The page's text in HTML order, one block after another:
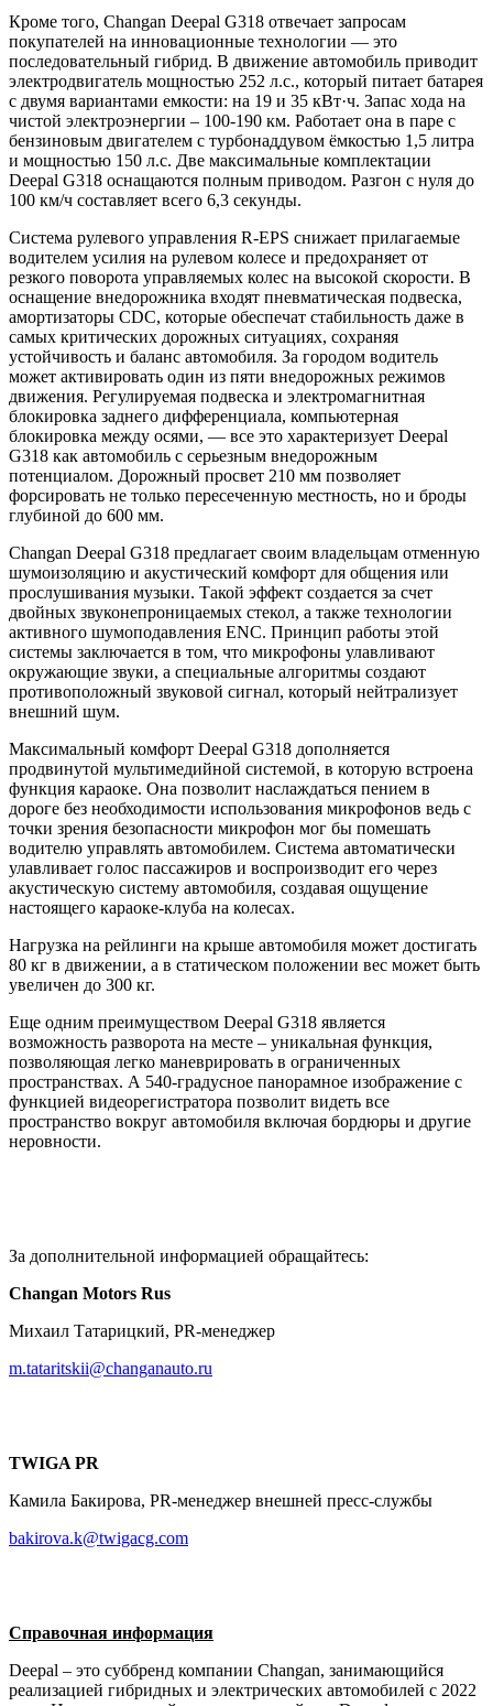
Кроме того, Changan Deepal G318 отвечает запросам
покупателей на инновационные технологии — это
последовательный гибрид. В движение автомобиль приводит
электродвигатель мощностью 252 л.с., который питает батарея
с двумя вариантами емкости: на 19 и 35 кВт·ч. Запас хода на
чистой электроэнергии – 100-190 км. Работает она в паре с
бензиновым двигателем с турбонаддувом ёмкостью 1,5 литра
и мощностью 150 л.с. Две максимальные комплектации
Deepal G318 оснащаются полным приводом. Разгон с нуля до
100 км/ч составляет всего 6,3 секунды.
Система рулевого управления R-EPS снижает прилагаемые
водителем усилия на рулевом колесе и предохраняет от
резкого поворота управляемых колес на высокой скорости. В
оснащение внедорожника входят пневматическая подвеска,
амортизаторы CDC, которые обеспечат стабильность даже в
самых критических дорожных ситуациях, сохраняя
устойчивость и баланс автомобиля. За городом водитель
может активировать один из пяти внедорожных режимов
движения. Регулируемая подвеска и электромагнитная
блокировка заднего дифференциала, компьютерная
блокировка между осями, — все это характеризует Deepal
G318 как автомобиль с серьезным внедорожным
потенциалом. Дорожный просвет 210 мм позволяет
форсировать не только пересеченную местность, но и броды
глубиной до 600 мм.
Changan Deepal G318 предлагает своим владельцам отменную
шумоизоляцию и акустический комфорт для общения или
прослушивания музыки. Такой эффект создается за счет
двойных звуконепроницаемых стекол, а также технологии
активного шумоподавления ENC. Принцип работы этой
системы заключается в том, что микрофоны улавливают
окружающие звуки, а специальные алгоритмы создают
противоположный звуковой сигнал, который нейтрализует
внешний шум.
Максимальный комфорт Deepal G318 дополняется
продвинутой мультимедийной системой, в которую встроена
функция караоке. Она позволит наслаждаться пением в
дороге без необходимости использования микрофонов ведь с
точки зрения безопасности микрофон мог бы помешать
водителю управлять автомобилем. Система автоматически
улавливает голос пассажиров и воспроизводит его через
акустическую систему автомобиля, создавая ощущение
настоящего караоке-клуба на колесах.
Нагрузка на рейлинги на крыше автомобиля может достигать
80 кг в движении, а в статическом положении вес может быть
увеличен до 300 кг.
Еще одним преимуществом Deepal G318 является
возможность разворота на месте – уникальная функция,
позволяющая легко маневрировать в ограниченных
пространствах. А 540-градусное панорамное изображение с
функцией видеорегистратора позволит видеть все
пространство вокруг автомобиля включая бордюры и другие
неровности.
За дополнительной информацией обращайтесь:
Changan Motors Rus
Михаил Татарицкий, PR-менеджер
m.tataritskii@changanauto.ru
TWIGA PR
Камила Бакирова, PR-менеджер внешней пресс-службы
bakirova.k@twigacg.com
Справочная информация
Deepal – это суббренд компании Changan, занимающийся
реализацией гибридных и электрических автомобилей с 2022